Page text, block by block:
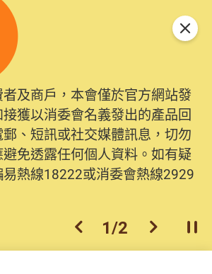
及商戶，本會僅於官方網站發
獲以消委會名義發出的產品回
、短訊或社交媒體訊息，切勿
免透露任何個人資料。如有疑
熱線18222或消委會熱線2929
上一個
1/2 下一個開
關閉